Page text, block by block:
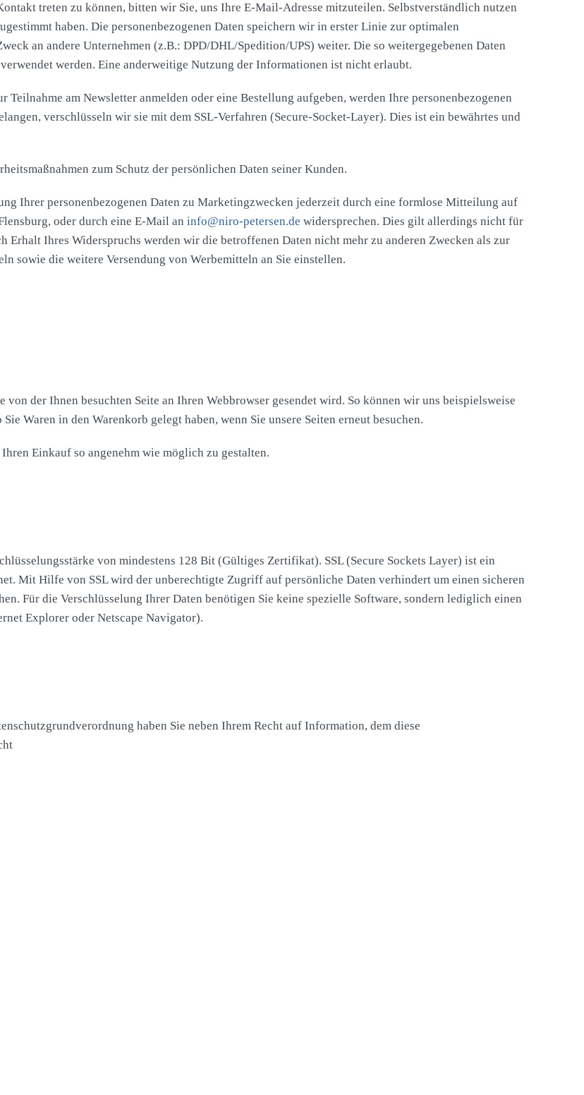
treten zu können, bitten wir Sie, uns Ihre E-Mail-Adresse mitzuteilen. Selbstverständlich nutzen
haben. Die personenbezogenen Daten speichern wir in erster Linie zur optimalen
an andere Unternehmen (z.B.: DPD/DHL/Spedition/UPS) weiter. Die so weitergegebenen Daten
werden. Eine anderweitige Nutzung der Informationen ist nicht erlaubt.
am Newsletter anmelden oder eine Bestellung aufgeben, werden Ihre personenbezogenen
verschlüsseln wir sie mit dem SSL-Verfahren (Secure-Socket-Layer). Dies ist ein bewährtes und
zum Schutz der persönlichen Daten seiner Kunden.
Ihrer personenbezogenen Daten zu Marketingzwecken jederzeit durch eine formlose Mitteilung auf
oder durch eine E-Mail an info@niro-petersen.de widersprechen. Dies gilt allerdings nicht für
Ihres Widerspruchs werden wir die betroffenen Daten nicht mehr zu anderen Zwecken als zur
sowie die weitere Versendung von Werbemitteln an Sie einstellen.
der Ihnen besuchten Seite an Ihren Webbrowser gesendet wird. So können wir uns beispielsweise
Waren in den Warenkorb gelegt haben, wenn Sie unsere Seiten erneut besuchen.
Einkauf so angenehm wie möglich zu gestalten.
von mindestens 128 Bit (Gültiges Zertifikat). SSL (Secure Sockets Layer) ist ein
Mit Hilfe von SSL wird der unberechtigte Zugriff auf persönliche Daten verhindert um einen sicheren
Für die Verschlüsselung Ihrer Daten benötigen Sie keine spezielle Software, sondern lediglich einen
Explorer oder Netscape Navigator).
haben Sie neben Ihrem Recht auf Information, dem diese